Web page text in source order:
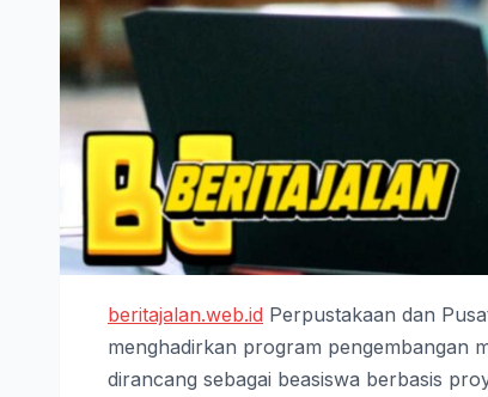
beritajalan.web.id Perpustakaan dan
menghadirkan program pengembangan
dirancang sebagai beasiswa berbasis